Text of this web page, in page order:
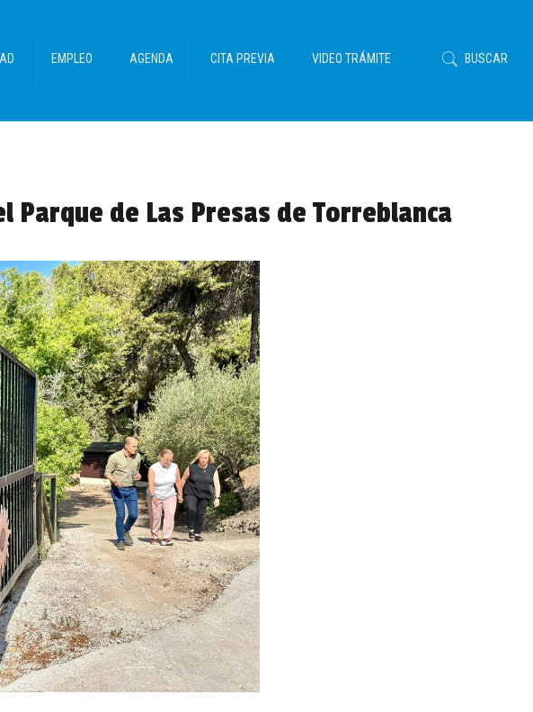
EMPLEO AGENDA CITA PREVIA VIDEO TRÁMITE BUSCAR
de Las Presas de Torreblanca